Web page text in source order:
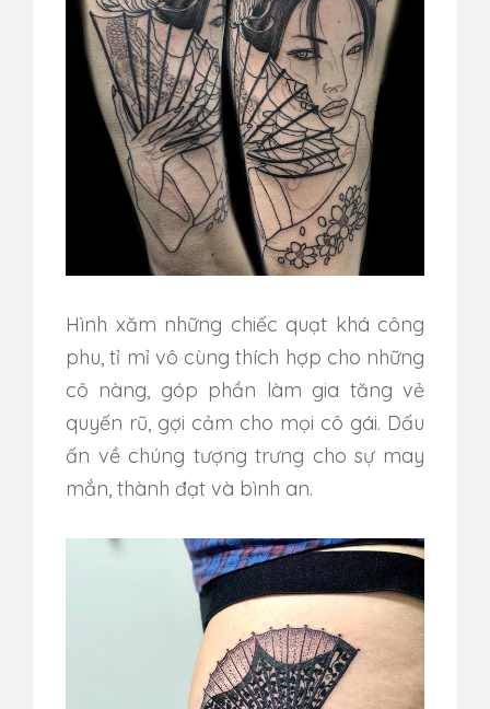
Hình xăm những chiếc quạt khá công
phu, tỉ mỉ vô cùng thích hợp cho những
cô nàng, góp phần làm gia tăng vẻ
quyến rũ, gợi cảm cho mọi cô gái. Dấu
ấn về chúng tượng trưng cho sự may
mắn, thành đạt và bình an.